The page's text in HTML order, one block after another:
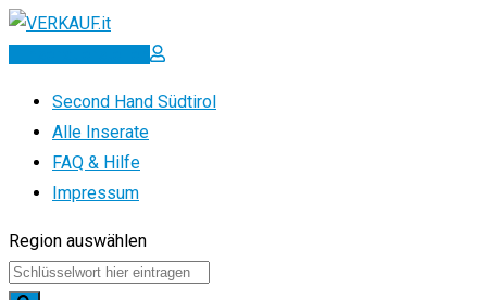
Zum
Inserat erstellen
Second Hand Südtirol
Alle Inserate
FAQ & Hilfe
Impressum
Region auswählen